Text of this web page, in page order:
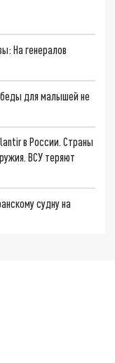
На генералов
для малышей не
в России. Страны
ВСУ теряют
судну на